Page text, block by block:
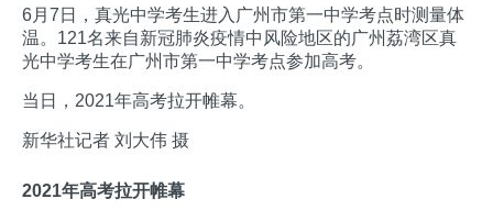
6月7日，真光中学考生进入广州市第一中学考点时测量体
温。121名来自新冠肺炎疫情中风险地区的广州荔湾区真
光中学考生在广州市第一中学考点参加高考。
当日，2021年高考拉开帷幕。
新华社记者 刘大伟 摄
2021年高考拉开帷幕